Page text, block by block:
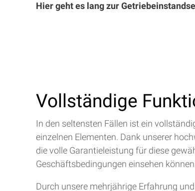
Hier geht es lang zur
Vollständige
In den seltensten Fällen ist ein
einzelnen Elementen. Dank unserer
die volle Garantieleistung für diese
Geschäftsbedingungen einsehen
Durch unsere mehrjährige Erfahrung